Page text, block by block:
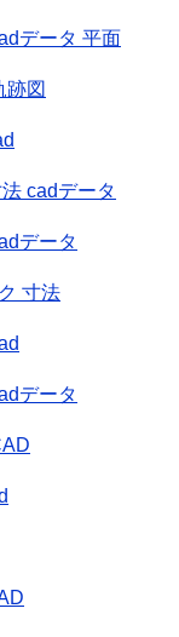
データ 平面
跡図
cadデータ
データ
寸法
データ